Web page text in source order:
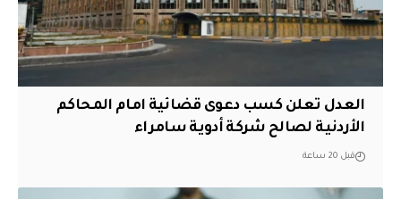
العدل تعلن كسب دعوى قضائية امام المحاكم
الأردنية لصالح شركة أدوية سامراء
قبل 20 ساعة